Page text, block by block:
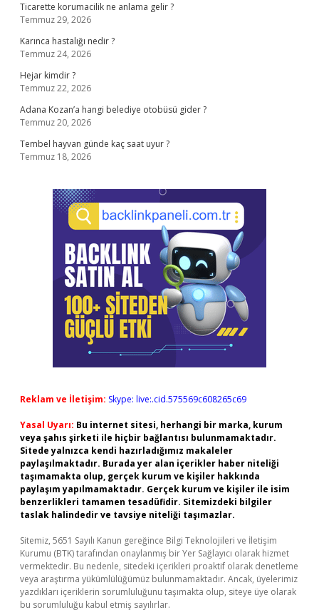
Ticarette korumacilik ne anlama gelir ?
Temmuz 29, 2026
Karınca hastalığı nedir ?
Temmuz 24, 2026
Hejar kimdir ?
Temmuz 22, 2026
Adana Kozan’a hangi belediye otobüsü gider ?
Temmuz 20, 2026
Tembel hayvan günde kaç saat uyur ?
Temmuz 18, 2026
Reklam ve İletişim: Skype: live:.cid.575569c608265c69
Yasal Uyarı: Bu internet sitesi, herhangi bir marka, kurum
veya şahıs şirketi ile hiçbir bağlantısı bulunmamaktadır.
Sitede yalnızca kendi hazırladığımız makaleler
paylaşılmaktadır. Burada yer alan içerikler haber niteliği
taşımamakta olup, gerçek kurum ve kişiler hakkında
paylaşım yapılmamaktadır. Gerçek kurum ve kişiler ile isim
benzerlikleri tamamen tesadüfidir. Sitemizdeki bilgiler
taslak halindedir ve tavsiye niteliği taşımazlar.
Sitemiz, 5651 Sayılı Kanun gereğince Bilgi Teknolojileri ve İletişim
Kurumu (BTK) tarafından onaylanmış bir Yer Sağlayıcı olarak hizmet
vermektedir. Bu nedenle, sitedeki içerikleri proaktif olarak denetleme
veya araştırma yükümlülüğümüz bulunmamaktadır. Ancak, üyelerimiz
yazdıkları içeriklerin sorumluluğunu taşımakta olup, siteye üye olarak
bu sorumluluğu kabul etmiş sayılırlar.